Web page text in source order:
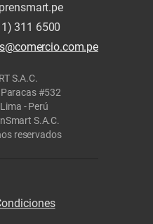
311 6500
S.A.C.
#532
- Perú
S.A.C.
reservados